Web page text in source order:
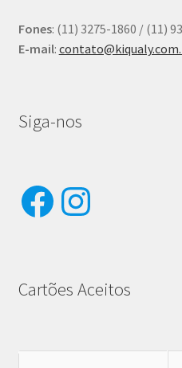
Fones: (11) 3275-1860 / (11)
E-mail:
Siga-nos
Facebook
Cartões Aceitos